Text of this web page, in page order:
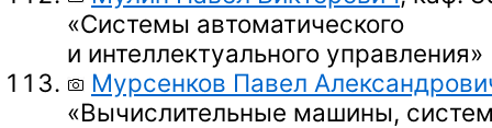
«Системы автоматического
и интеллектуального управления»
Мурсенков Павел
«Вычислительные машины,